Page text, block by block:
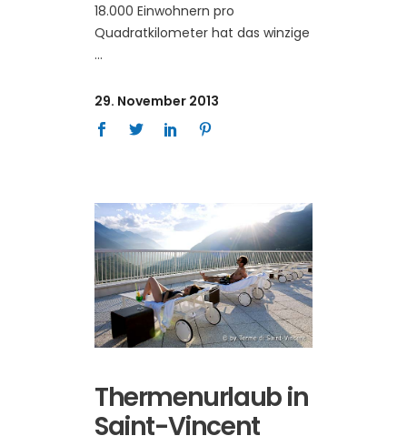
18.000 Einwohnern pro
Quadratkilometer hat das winzige
29. November 2013
Thermenurlaub in
Saint-Vincent